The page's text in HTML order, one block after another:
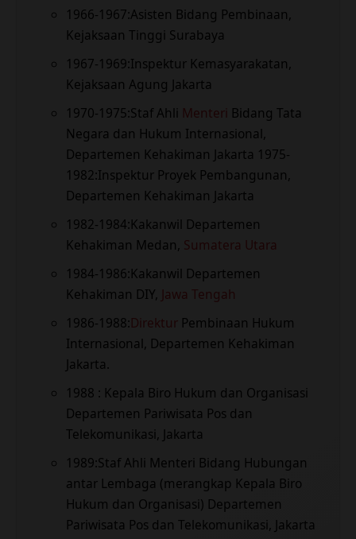
1966-1967:Asisten Bidang Pembinaan,
Kejaksaan Tinggi Surabaya
1967-1969:Inspektur Kemasyarakatan,
Kejaksaan Agung Jakarta
1970-1975:Staf Ahli Menteri Bidang Tata
Negara dan Hukum Internasional,
Departemen Kehakiman Jakarta 1975-
1982:Inspektur Proyek Pembangunan,
Departemen Kehakiman Jakarta
1982-1984:Kakanwil Departemen
Kehakiman Medan, Sumatera Utara
1984-1986:Kakanwil Departemen
Kehakiman DIY, Jawa Tengah
1986-1988:Direktur Pembinaan Hukum
Internasional, Departemen Kehakiman
Jakarta.
1988 : Kepala Biro Hukum dan Organisasi
Departemen Pariwisata Pos dan
Telekomunikasi, Jakarta
1989:Staf Ahli Menteri Bidang Hubungan
antar Lembaga (merangkap Kepala Biro
Hukum dan Organisasi) Departemen
Pariwisata Pos dan Telekomunikasi, Jakarta